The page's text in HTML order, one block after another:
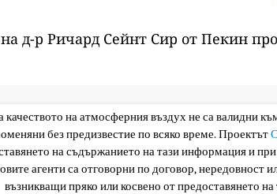
д-р Ричард Сейнт Сир от Пекин
качеството на атмосферния въздух не са валидни
без предизвестие по всяко време. Проектът
на съдържанието на тази информация и при
агенти са отговорни по договор, нередовност
възникващи пряко или косвено от предоставянето на